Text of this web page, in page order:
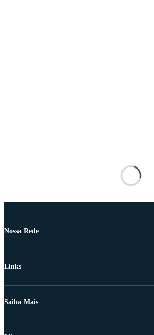
Nossa Rede
Links
Saiba Mais